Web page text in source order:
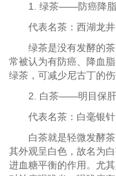
1. 绿茶——防癌降脂
代表名茶：西湖龙井
绿茶是没有发酵的茶
常被认为有防癌、降血
绿茶，可减少尼古丁的
2. 白茶——明目保肝
代表名茶：白毫银针
白茶就是轻微发酵茶
其外观呈白色，故名为
进血糖平衡的作用。尤